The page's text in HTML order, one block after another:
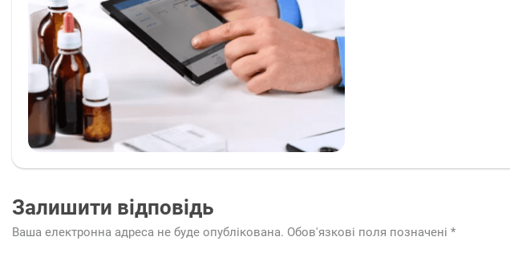
Залишити відповідь
Ваша електронна адреса не буде опублікована. Обов'язкові поля позначені *